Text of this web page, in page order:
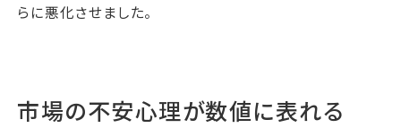
らに悪化させました。
市場の不安心理が数値に表れる